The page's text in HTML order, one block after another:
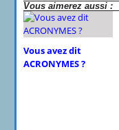
Vous aimerez aussi :
Vous avez dit
ACRONYMES ?